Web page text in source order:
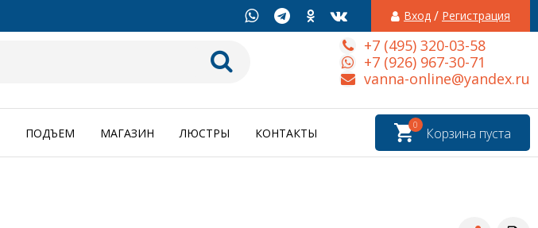
Вход / Регистрация
+7 (495) 320-03-58
+7 (926) 967-30-71
vanna-online@yandex.ru
Корзина пуста
0
ПОДЪЕМ МАГАЗИН ЛЮСТРЫ КОНТАКТЫ